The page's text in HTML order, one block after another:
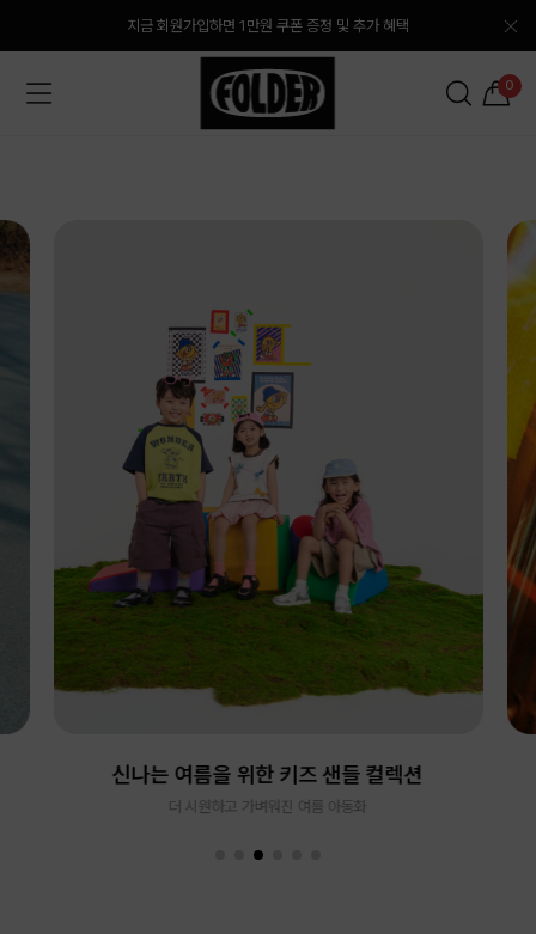
지금 회원가입하면 1만원 쿠폰 증정 및 추가 혜택
0
신나는 여름을 위한 키즈 샌들 컬렉션
더 시원하고 가벼워진 여름 아동화